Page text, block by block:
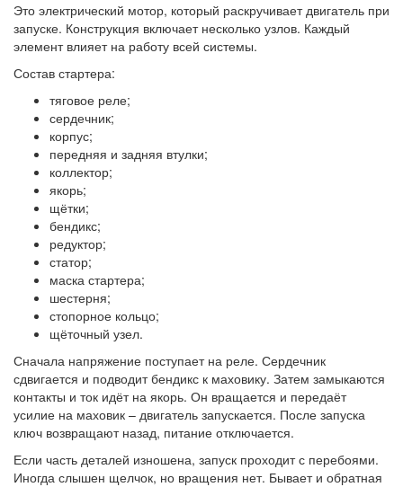
Это электрический мотор, который раскручивает двигатель при
запуске. Конструкция включает несколько узлов. Каждый
элемент влияет на работу всей системы.
Состав стартера:
тяговое реле;
сердечник;
корпус;
передняя и задняя втулки;
коллектор;
якорь;
щётки;
бендикс;
редуктор;
статор;
маска стартера;
шестерня;
стопорное кольцо;
щёточный узел.
Сначала напряжение поступает на реле. Сердечник
сдвигается и подводит бендикс к маховику. Затем замыкаются
контакты и ток идёт на якорь. Он вращается и передаёт
усилие на маховик – двигатель запускается. После запуска
ключ возвращают назад, питание отключается.
Если часть деталей изношена, запуск проходит с перебоями.
Иногда слышен щелчок, но вращения нет. Бывает и обратная